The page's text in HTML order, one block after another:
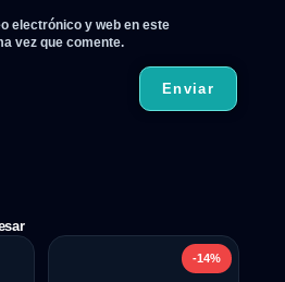
electrónico y web en este
vez que comente.
-14%